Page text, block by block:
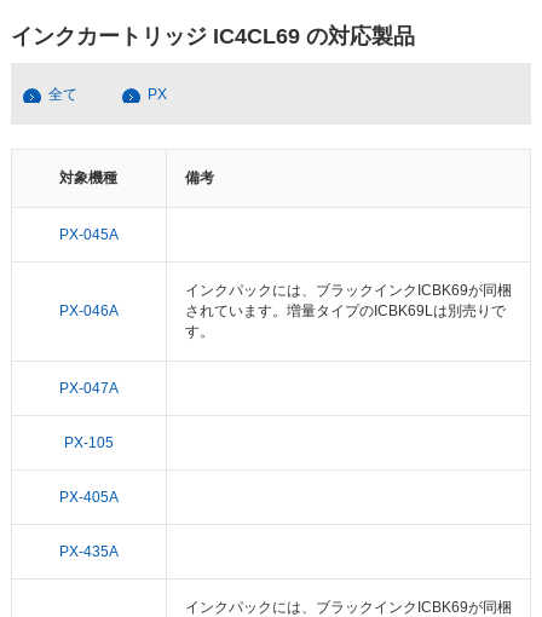
インクカートリッジ IC4CL69 の対応製品
全て PX
対象機種 備考
PX-045A
PX-046A
インクパックには、ブラックインクICBK69が同梱
されています。増量タイプのICBK69Lは別売りで
す。
PX-047A
PX-105
PX-405A
PX-435A
インクパックには、ブラックインクICBK69が同梱